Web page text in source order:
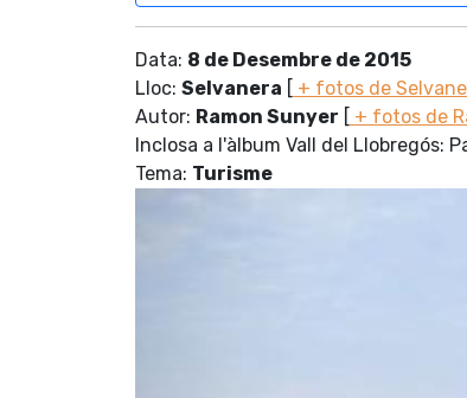
Data: 8 de Desembre de 2015
Lloc: Selvanera [ + fotos de
Autor: Ramon Sunyer [ + fotos de
Inclosa a l'àlbum Vall del Llobregós:
Tema: Turisme